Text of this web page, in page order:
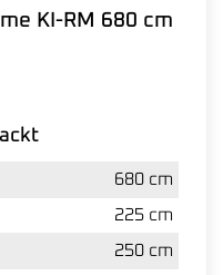
KI-RM 680 cm
680 cm
225 cm
250 cm